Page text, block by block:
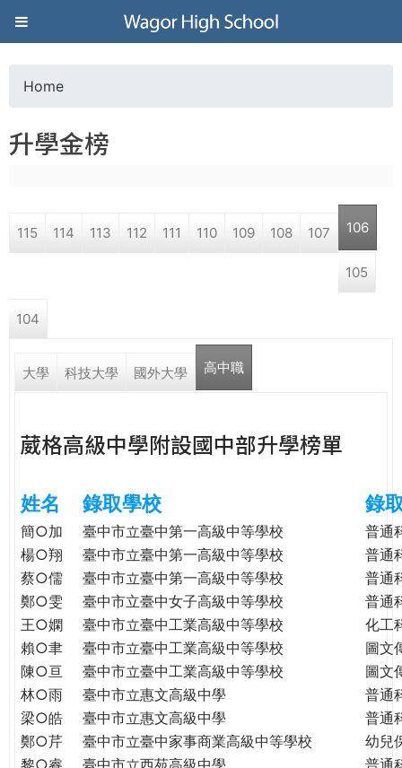
Jump to navigation
葳
格
高
學
際．
民。
WAGOR
o
a
e
h
r
e
Home
升學金榜
115 114 113 112 111 110 109 108 107 106
105
104
大學 科技大學 國外大學 高中職
葳格高級中學附設國中部升學榜單
姓名 錄取學校 錄
簡○加 臺中市立臺中第一高級中等學校
普通
楊○翔
臺中市立臺中第一高級中等學校
普通
蔡○儒
臺中市立臺中第一高級中等學校
普通
鄭○雯
臺中市立臺中女子高級中等學校
普通
王○嫻
臺中市立臺中工業高級中等學校
化工
賴○聿
臺中市立臺中工業高級中等學校
圖文
陳○亘
臺中市立臺中工業高級中等學校
圖文
林○雨
臺中市立惠文高級中學
普通
梁○皓
臺中市立惠文高級中學
普通
鄭○芹
臺中市立臺中家事商業高級中等學校
幼兒
黎○睿
臺中市立西苑高級中學
普通